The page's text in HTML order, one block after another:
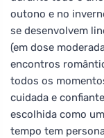
outono e no
se desenvolvem
(em dose
encontros
todos os
cuidada e
escolhida como
tempo tem